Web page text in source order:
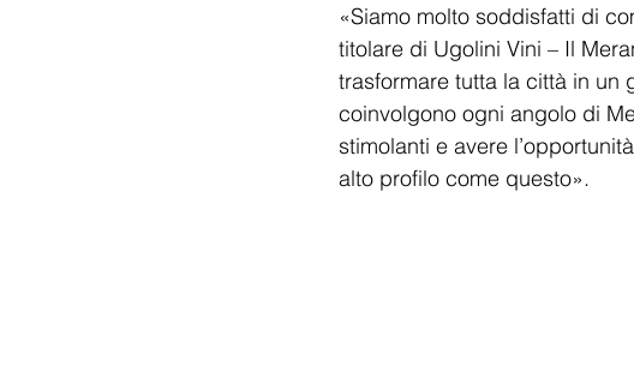
«Siamo molto soddisfatti di
titolare di Ugolini Vini – Il
trasformare tutta la città in
coinvolgono ogni angolo di
stimolanti e avere
alto profilo come questo».